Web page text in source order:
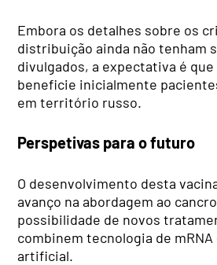
Embora os detalhes sobre os
distribuição ainda não tenham
divulgados, a expectativa é
beneficie inicialmente
em território russo.
Perspetivas para o futuro
O desenvolvimento desta
avanço na abordagem ao
possibilidade de novos
combinem tecnologia de
artificial.